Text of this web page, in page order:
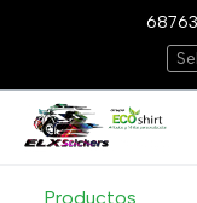
Productos